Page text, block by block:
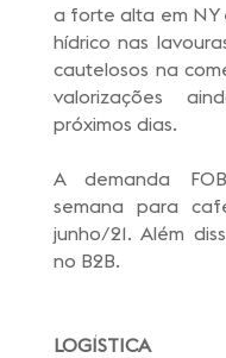
a forte alta em NY
hídrico nas
cautelosos na
valorizações
próximos dias.
A demanda
semana para
junho/21. Além
no B2B.
LOGÍSTICA